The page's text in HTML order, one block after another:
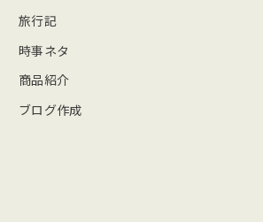
旅行記
時事ネタ
商品紹介
ブログ作成